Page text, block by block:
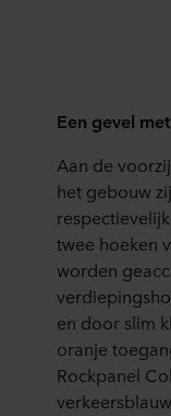
Een gevel
Aan de
het gebouw
twee hoeken
worden
en door slim
oranje
Rockpanel